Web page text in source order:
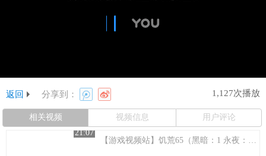
返回 分享到： 1,127次播放
相关视频 视频信息
用户评论
21:07
【游戏视频站】饥荒65（黑暗：1 永夜：1）